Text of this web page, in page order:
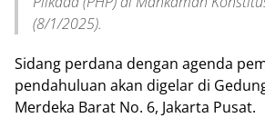
(8/1/2025).
Sidang perdana dengan agenda
pendahuluan akan digelar di
Merdeka Barat No. 6, Jakarta Pusat.